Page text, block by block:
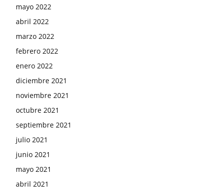
mayo 2022
abril 2022
marzo 2022
febrero 2022
enero 2022
diciembre 2021
noviembre 2021
octubre 2021
septiembre 2021
julio 2021
junio 2021
mayo 2021
abril 2021